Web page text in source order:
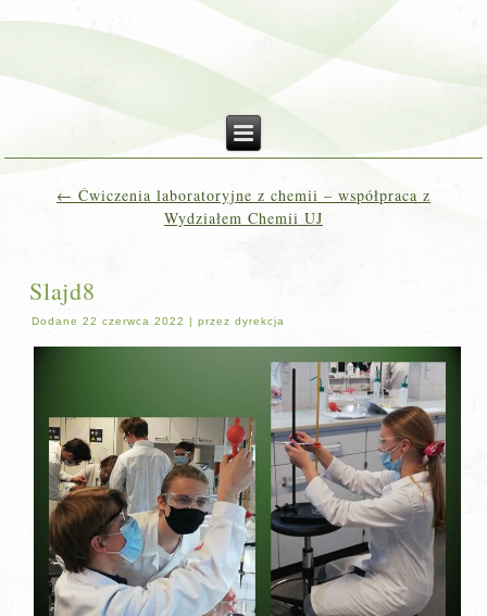
← Ćwiczenia laboratoryjne z chemii – współpraca z
Wydziałem Chemii UJ
Slajd8
Dodane 22 czerwca 2022 |przez dyrekcja